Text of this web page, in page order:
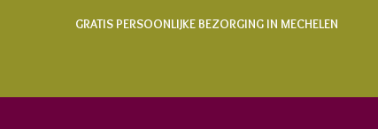
GRATIS PERSOONLIJKE BEZORGING IN MECHELEN